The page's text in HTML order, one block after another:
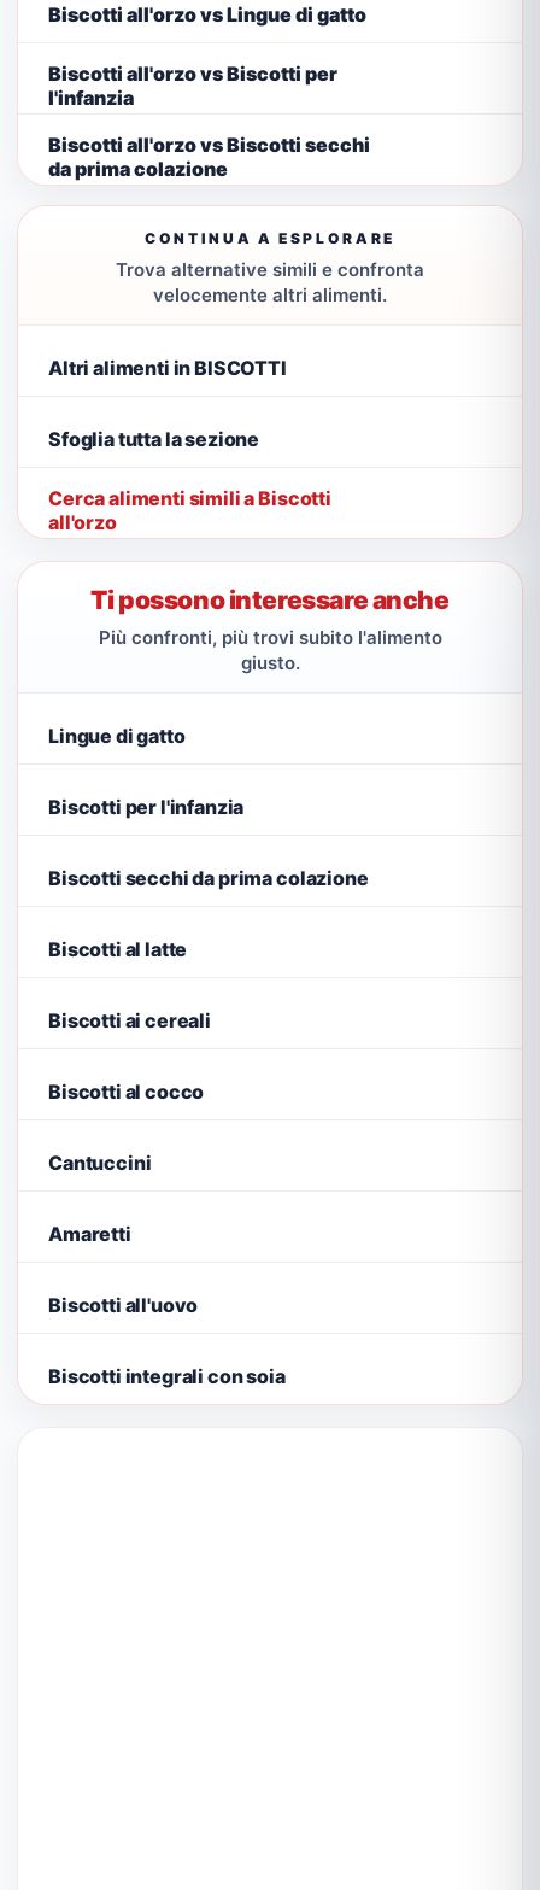
Biscotti all'orzo vs Lingue di gatto
Biscotti all'orzo vs Biscotti per
l'infanzia
Biscotti all'orzo vs Biscotti secchi
da prima colazione
CONTINUA A ESPLORARE
Trova alternative simili e confronta
velocemente altri alimenti.
Altri alimenti in BISCOTTI
Sfoglia tutta la sezione
Cerca alimenti simili a Biscotti
all'orzo
Ti possono interessare anche
Più confronti, più trovi subito l'alimento
giusto.
Lingue di gatto
Biscotti per l'infanzia
Biscotti secchi da prima colazione
Biscotti al latte
Biscotti ai cereali
Biscotti al cocco
Cantuccini
Amaretti
Biscotti all'uovo
Biscotti integrali con soia